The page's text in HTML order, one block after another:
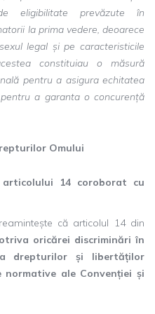
eligibilitate prevăzute în
la prima vedere, deoarece
legal și pe caracteristicile
constituiau o măsură
pentru a asigura echitatea
a garanta o concurență
Omului
14 coroborat cu
că articolul 14 din
oricărei discriminări în
drepturilor și libertăților
ale Convenției și